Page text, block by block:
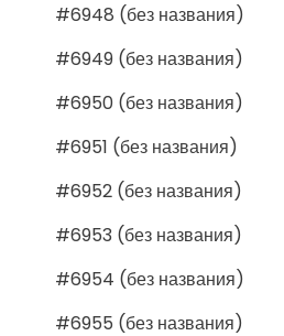
#6948 (без названия)
#6949 (без названия)
#6950 (без названия)
#6951 (без названия)
#6952 (без названия)
#6953 (без названия)
#6954 (без названия)
#6955 (без названия)